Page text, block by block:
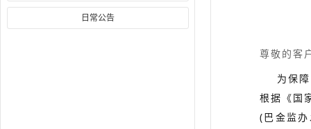
日常公告
尊敬的客
为保障
根据《国
(巴金监